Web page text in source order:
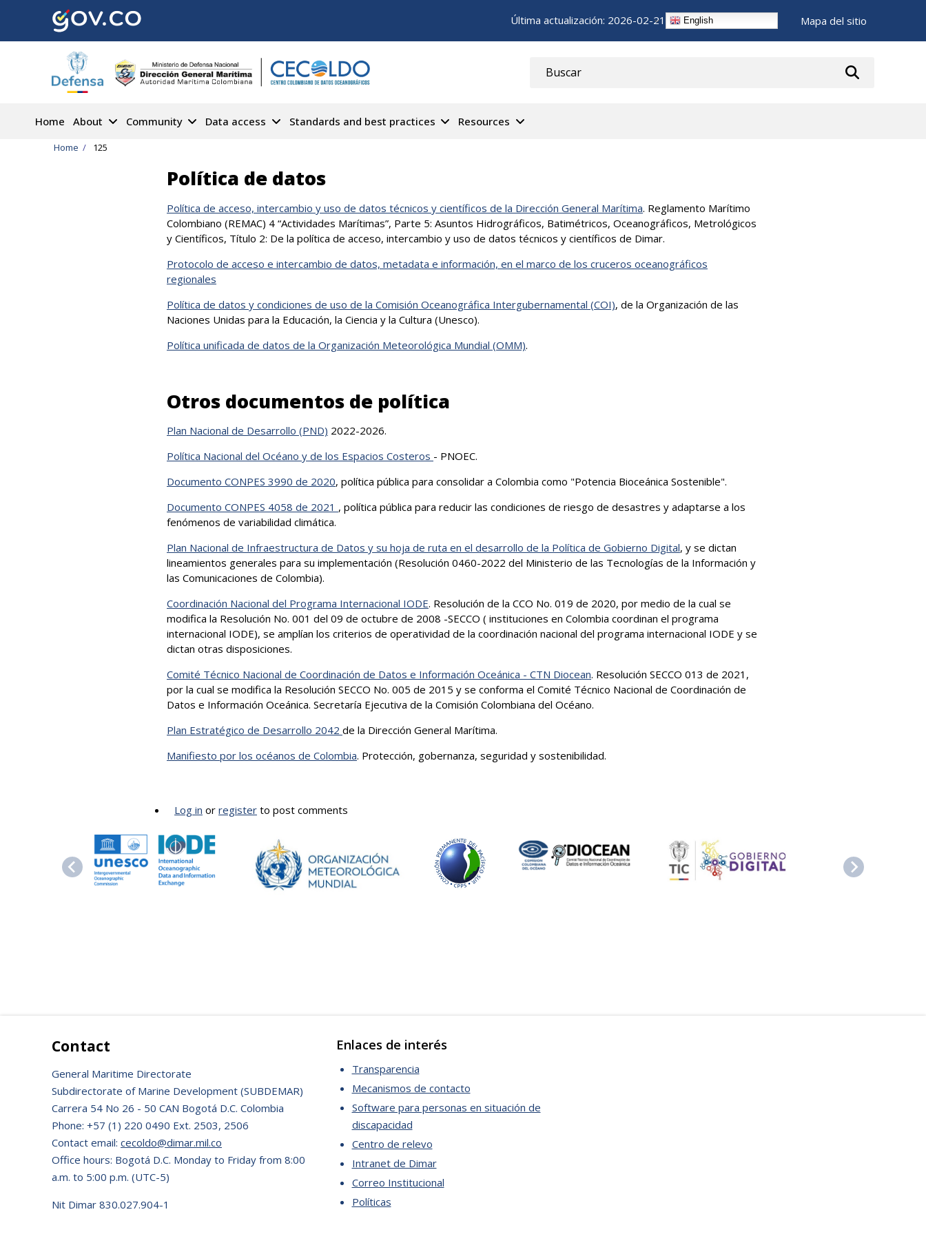
main
Última actualización: 2026-02-21 English Mapa del sitio
Menú
Home About Community Data access Standards and best practices Resources
Breadcrumb
Home 125
Política de datos
Política de acceso, intercambio y uso de datos técnicos y científicos de la Dirección General Marítima. Reglamento Marítimo
Colombiano (REMAC) 4 “Actividades Marítimas”, Parte 5: Asuntos Hidrográficos, Batimétricos, Oceanográficos, Metrológicos
y Científicos, Título 2: De la política de acceso, intercambio y uso de datos técnicos y científicos de Dimar.
Protocolo de acceso e intercambio de datos, metadata e información, en el marco de los cruceros oceanográficos
regionales
Política de datos y condiciones de uso de la Comisión Oceanográfica Intergubernamental (COI), de la Organización de las
Naciones Unidas para la Educación, la Ciencia y la Cultura (Unesco).
Política unificada de datos de la Organización Meteorológica Mundial (OMM).
Otros documentos de política
Plan Nacional de Desar​rollo (PND) 2022-2026.
Política Nacional del Océano y de los Espacios Costeros - PNOEC.
Documento CONPES 3990 de 2020, política pública para consolidar a Colombia como "Potencia Bioceánica Sostenible".
Documento CONPES 4058 de 2021 , política pública para reducir las condiciones de riesgo de desastres y adaptarse a los
fenómenos de variabilidad climática.
Plan Nacional de Infraestructura de Datos y su hoja de ruta en el desarrollo de la Política de Gobierno Digital, y se dictan
lineamientos generales para su implementación (Resolución 0460-2022 del Ministerio de las Tecnologías de la Información y
las Comunicaciones de Colombia).
Coordinación Nacional del Programa Internacional IODE. Resolución de la CCO No. 019 de 2020, por medio de la cual se
modifica la Resolución No. 001 del 09 de octubre de 2008 -SECCO ( instituciones en Colombia coordinan el programa
internacional IODE), se amplían los criterios de operatividad de la coordinación nacional del programa internacional IODE y se
dictan otras disposiciones.
Comité Técnico Nacional de Coordinación de Datos e Información Oceánica - CTN Diocean. Resolución SECCO 013 de 2021,
por la cual se modifica la Resolución SECCO No. 005 de 2015 y se conforma el Comité Técnico Nacional de Coordinación de
Datos e Información Oceánica. Secretaría Ejecutiva de la Comisión Colombiana del Océano.
Plan Estratégico de Desarrollo 2042 de la Dirección General Marítima.
Manifiesto por los océanos de Colombia. Protección, gobernanza, seguridad y sostenibilidad.
Log in or register to post comments
Contact
General Maritime Directorate
Subdirectorate of Marine Development (SUBDEMAR)
Carrera 54 No 26 - 50 CAN Bogotá D.C. Colombia
Phone: +57 (1) 220 0490 Ext. 2503, 2506
Contact email: cecoldo@dimar.mil.co
Office hours: Bogotá D.C. Monday to Friday from 8:00
a.m. to 5:00 p.m. (UTC-5)
Nit Dimar 830.027.904-1
Enlaces de interés
Transparencia
Mecanismos de contacto
Software para personas en situación de
discapacidad
Centro de relevo
Intranet de Dimar
Correo Institucional
Políticas